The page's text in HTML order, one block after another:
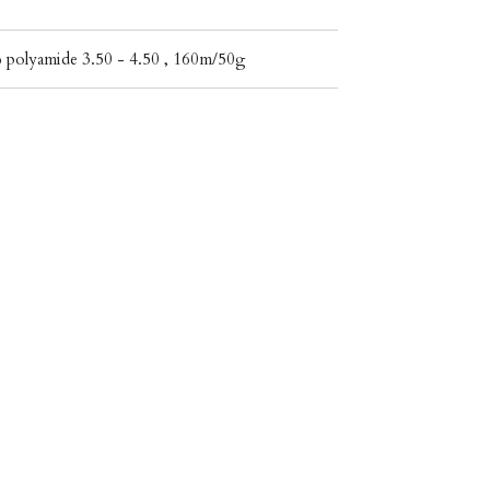
3.50 - 4.50 , 160m/50g